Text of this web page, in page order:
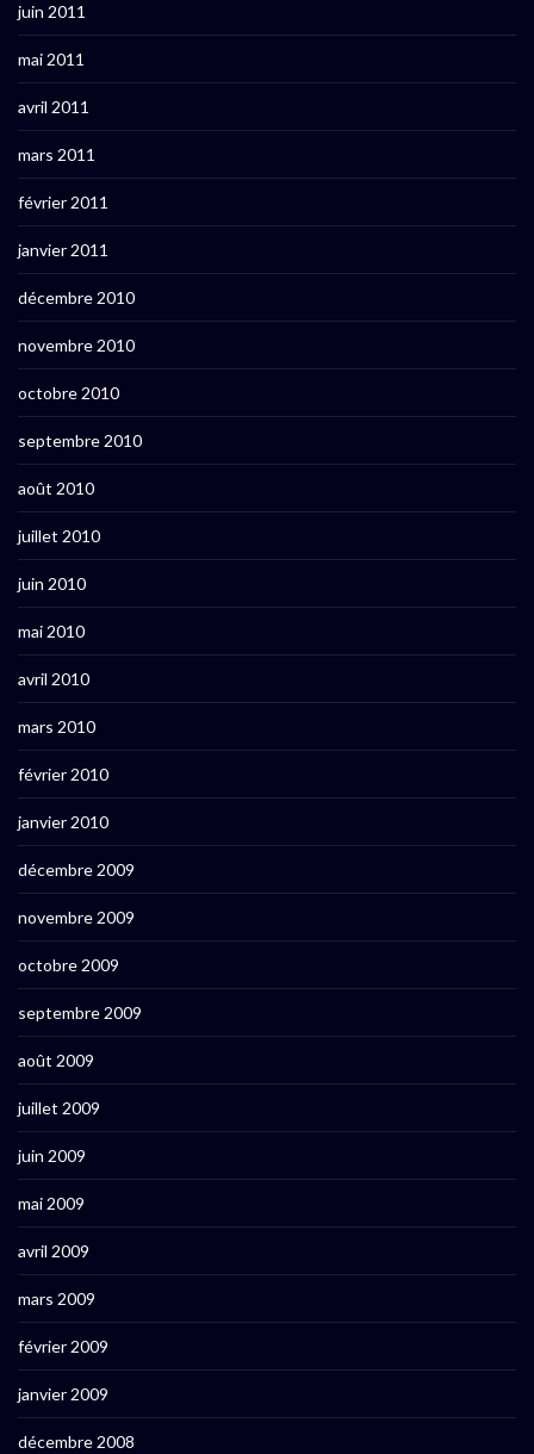
juin 2011
mai 2011
avril 2011
mars 2011
février 2011
janvier 2011
décembre 2010
novembre 2010
octobre 2010
septembre 2010
août 2010
juillet 2010
juin 2010
mai 2010
avril 2010
mars 2010
février 2010
janvier 2010
décembre 2009
novembre 2009
octobre 2009
septembre 2009
août 2009
juillet 2009
juin 2009
mai 2009
avril 2009
mars 2009
février 2009
janvier 2009
décembre 2008